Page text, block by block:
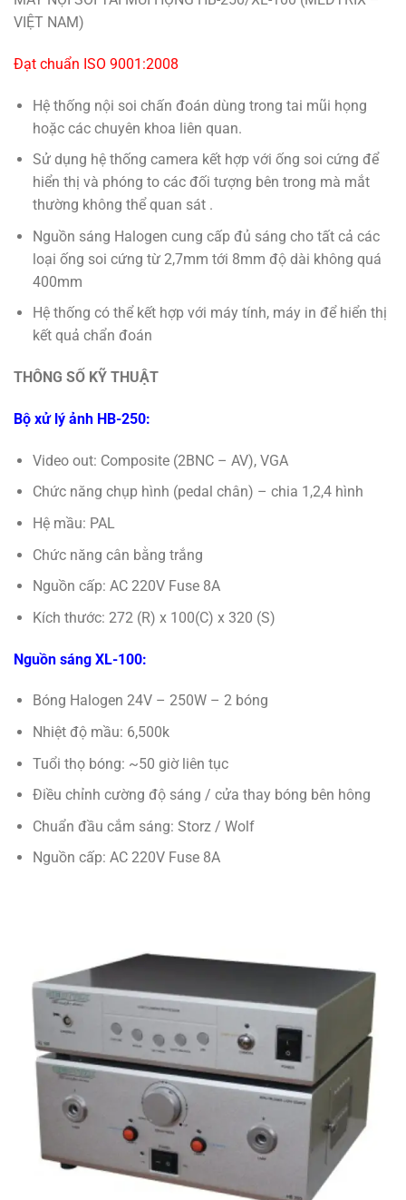
VIỆT NAM)
Đạt chuẩn ISO 9001:2008
Hệ thống nội soi chấn đoán dùng trong tai mũi họng
hoặc các chuyên khoa liên quan.
Sử dụng hệ thống camera kết hợp với ống soi cứng để
hiển thị và phóng to các đối tượng bên trong mà mắt
thường không thể quan sát .
Nguồn sáng Halogen cung cấp đủ sáng cho tất cả các
loại ống soi cứng từ 2,7mm tới 8mm độ dài không quá
400mm
Hệ thống có thể kết hợp với máy tính, máy in để hiển thị
kết quả chẩn đoán
THÔNG SỐ KỸ THUẬT
Bộ xử lý ảnh HB-250:
Video out: Composite (2BNC – AV), VGA
Chức năng chụp hình (pedal chân) – chia 1,2,4 hình
Hệ mầu: PAL
Chức năng cân bằng trắng
Nguồn cấp: AC 220V Fuse 8A
Kích thước: 272 (R) x 100(C) x 320 (S)
Nguồn sáng XL-100:
Bóng Halogen 24V – 250W – 2 bóng
Nhiệt độ mầu: 6,500k
Tuổi thọ bóng: ~50 giờ liên tục
Điều chỉnh cường độ sáng / cửa thay bóng bên hông
Chuẩn đầu cắm sáng: Storz / Wolf
Nguồn cấp: AC 220V Fuse 8A